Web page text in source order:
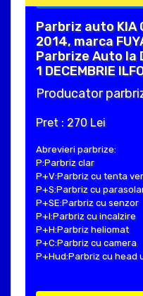
Parbriz auto KIA
2014, marca
Parbrize Auto la
1 DECEMBRIE
Producator
Pret : 270 Lei
Abrevieri parbrize:
P:Parbriz clar
P+V:Parbriz cu tenta
P+S:Parbriz cu
P+SE:Parbriz cu senzor
P+I:Parbriz cu incalzire
P+H:Parbriz heliomat
P+C:Parbriz cu camera
P+Hud:Parbriz cu head